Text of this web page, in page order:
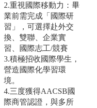
2.重視國際移動力：畢
業前需完成「國際研
習」，可選擇赴外交
換、雙聯、企業實
習、國際志工/競賽
3.積極招收國際學生，
營造國際化學習環
境。
4.三度獲得AACSB國
際商管認證，與多所